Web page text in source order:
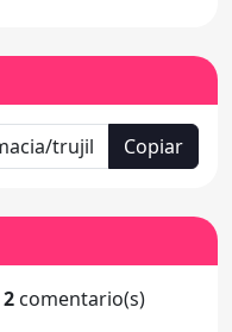
Copiar
2 comentario(s)